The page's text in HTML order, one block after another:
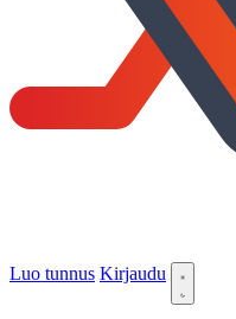
Luo tunnus Kirjaudu